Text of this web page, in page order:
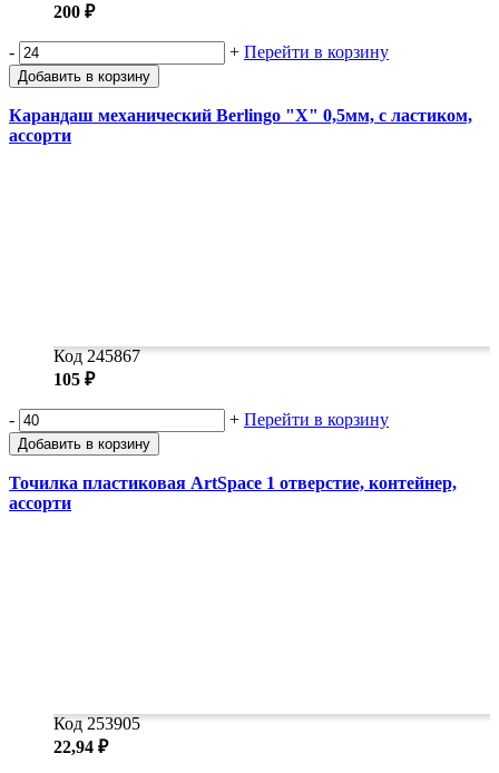
200 ₽
- + Перейти в корзину
Добавить в корзину
Карандаш механический Berlingo "X" 0,5мм, с ластиком,
ассорти
Код 245867
105 ₽
- + Перейти в корзину
Добавить в корзину
Точилка пластиковая ArtSpace 1 отверстие, контейнер,
ассорти
Код 253905
22,94 ₽